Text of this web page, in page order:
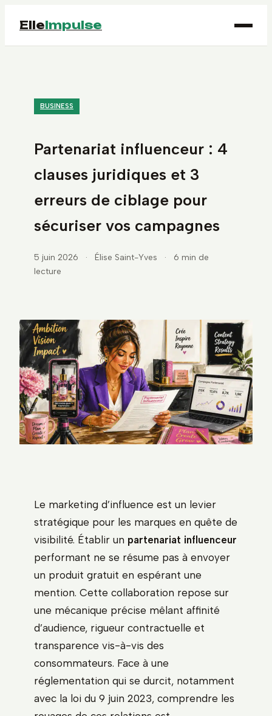
ElleImpulse
BUSINESS
Partenariat influenceur : 4
clauses juridiques et 3
erreurs de ciblage pour
sécuriser vos campagnes
5 juin 2026 · Élise Saint-Yves ·
6 min de
lecture
Le marketing d’influence est un levier
stratégique pour les marques en quête de
visibilité. Établir un partenariat influenceur
performant ne se résume pas à envoyer
un produit gratuit en espérant une
mention. Cette collaboration repose sur
une mécanique précise mêlant affinité
d’audience, rigueur contractuelle et
transparence vis-à-vis des
consommateurs. Face à une
réglementation qui se durcit, notamment
avec la loi du 9 juin 2023, comprendre les